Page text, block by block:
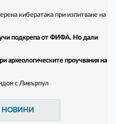
кибератака при изпитване на
подкрепа от ФИФА. Но дали
археологическите проучвания на
с Ливърпул
НОВИНИ